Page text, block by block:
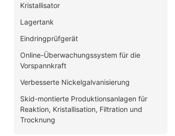
Kristallisator
Lagertank
Eindringprüfgerät
Online-Überwachungssystem für die
Vorspannkraft
Verbesserte Nickelgalvanisierung
Skid-montierte Produktionsanlagen für
Reaktion, Kristallisation, Filtration und
Trocknung